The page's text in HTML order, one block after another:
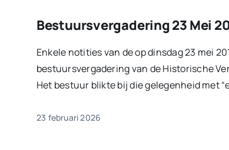
Bestuursvergadering 23 Mei
Enkele notities van de op dinsdag 23 mei
bestuursvergadering van de Historische
Het bestuur blikte bij die gelegenheid met
23 februari 2026